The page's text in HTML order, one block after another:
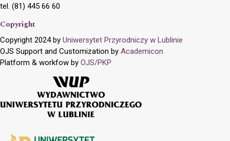
tel. (81) 445 66 60
Copyright
Copyright 2024 by Uniwersytet Przyrodniczy w Lublinie
OJS Support and Customization by Academicon
Platform & workfow by OJS/PKP